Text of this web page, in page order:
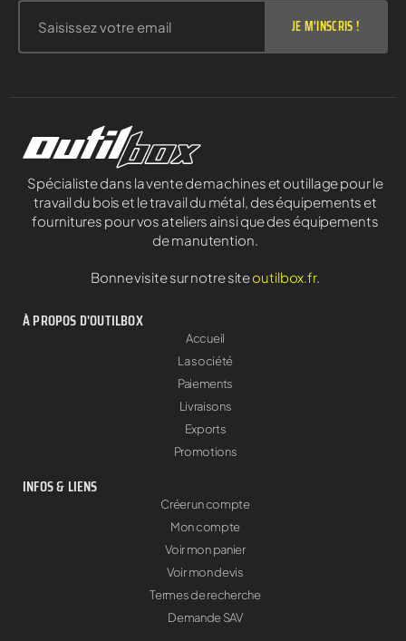
JE M'INSCRIS !
Spécialiste dans la vente de machines et outillage pour le
travail du bois et le travail du métal, des équipements et
fournitures pour vos ateliers ainsi que des équipements
de manutention.
Bonne visite sur notre siteoutilbox.fr.
À PROPOS D'OUTILBOX
Accueil
La société
Paiements
Livraisons
Exports
Promotions
INFOS & LIENS
Créer un compte
Mon compte
Voir mon panier
Voir mon devis
Termes de recherche
Demande SAV